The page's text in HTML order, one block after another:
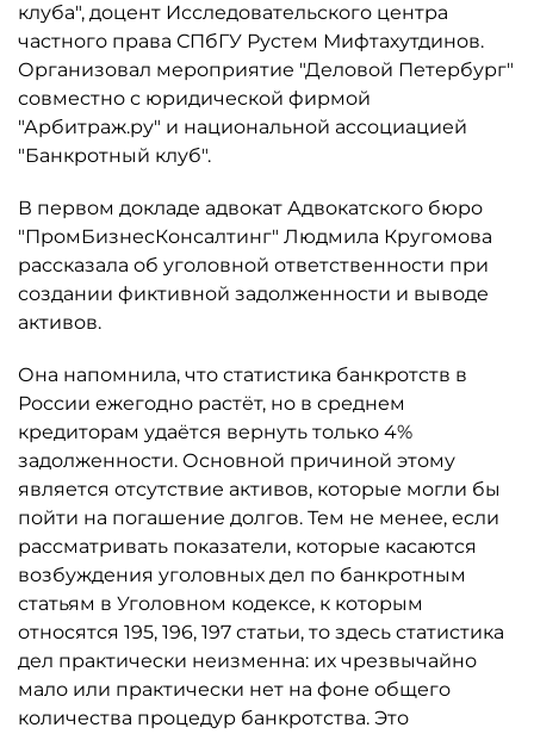
клуба", доцент Исследовательского центра
частного права СПбГУ Рустем Мифтахутдинов.
Организовал мероприятие "Деловой Петербург"
совместно с юридической фирмой
"Арбитраж.ру" и национальной ассоциацией
"Банкротный клуб".
В первом докладе адвокат Адвокатского бюро
"ПромБизнесКонсалтинг" Людмила Кругомова
рассказала об уголовной ответственности при
создании фиктивной задолженности и выводе
активов.
Она напомнила, что статистика банкротств в
России ежегодно растёт, но в среднем
кредиторам удаётся вернуть только 4%
задолженности. Основной причиной этому
является отсутствие активов, которые могли бы
пойти на погашение долгов. Тем не менее, если
рассматривать показатели, которые касаются
возбуждения уголовных дел по банкротным
статьям в Уголовном кодексе, к которым
относятся 195, 196, 197 статьи, то здесь статистика
дел практически неизменна: их чрезвычайно
мало или практически нет на фоне общего
количества процедур банкротства. Это